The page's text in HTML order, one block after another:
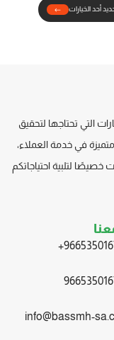
أحد الخيارات
التي تحتاجها لتحقيق
في خدمة العملاء،
خصيصًا لتلبية احتياجاتكم
info@bassmh-